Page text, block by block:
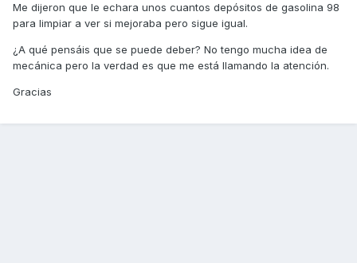
Me dijeron que le echara unos cuantos depósitos de gasolina 98
para limpiar a ver si mejoraba pero sigue igual.
¿A qué pensáis que se puede deber? No tengo mucha idea de
mecánica pero la verdad es que me está llamando la atención.
Gracias